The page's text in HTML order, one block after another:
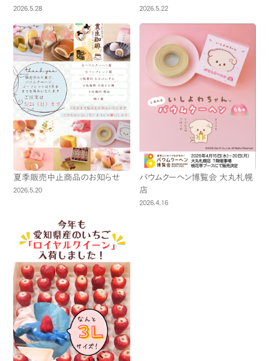
2026.5.28 2026.5.22
夏季販売中止商品のお知らせ
2026.5.20
バウムクーヘン博覧会 大丸札幌
店
2026.4.16